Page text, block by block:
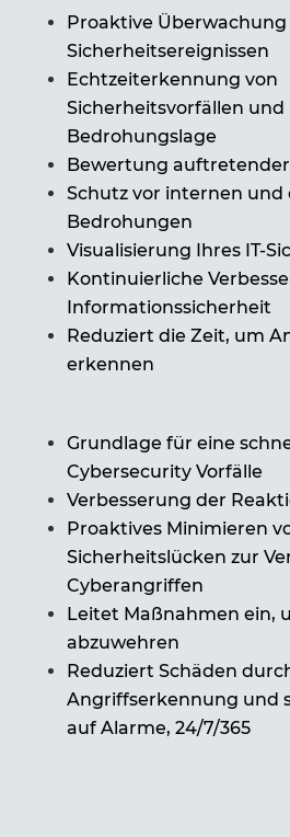
Proaktive Überwachung
Sicherheitsereignissen
Echtzeiterkennung von
Sicherheitsvorfällen
Bedrohungslage
Bewertung
Schutz vor internen und
Bedrohungen
Visualisierung Ihres IT-
Kontinuierliche
Informationssicherheit
Reduziert die Zeit, um
erkennen
Grundlage für eine
Cybersecurity Vorfälle
Verbesserung der
Proaktives Minimieren
Sicherheitslücken zur
Cyberangriffen
Leitet Maßnahmen ein,
abzuwehren
Reduziert Schäden
Angriffserkennung und
auf Alarme, 24/7/365